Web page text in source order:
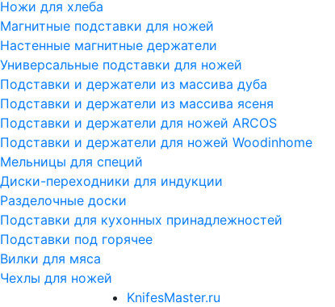
Ножи для хлеба
Магнитные подставки для ножей
Настенные магнитные держатели
Универсальные подставки для ножей
Подставки и держатели из массива дуба
Подставки и держатели из массива ясеня
Подставки и держатели для ножей ARCOS
Подставки и держатели для ножей Woodinhome
Мельницы для специй
Диски-переходники для индукции
Разделочные доски
Подставки для кухонных принадлежностей
Подставки под горячее
Вилки для мяса
Чехлы для ножей
KnifesMaster.ru